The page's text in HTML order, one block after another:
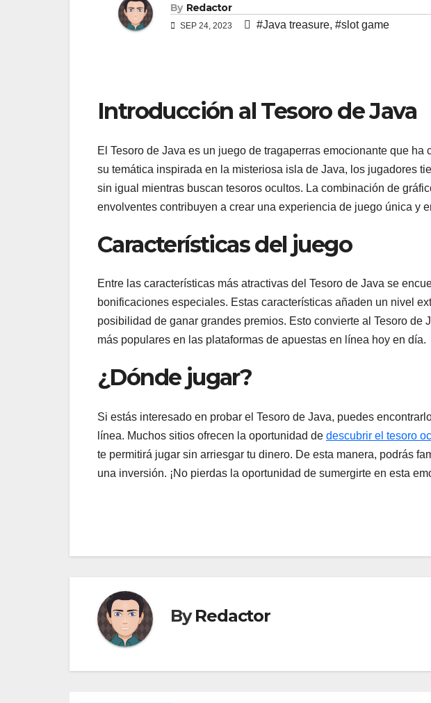
By Redactor
SEP 24, 2023 #Java treasure, #slot game
Introducción al Tesoro de Java
El Tesoro de Java es un juego de tragaperras emocionante que
su temática inspirada en la misteriosa isla de Java, los jugadores
sin igual mientras buscan tesoros ocultos. La combinación de
envolventes contribuyen a crear una experiencia de juego única y
Características del juego
Entre las características más atractivas del Tesoro de Java se
bonificaciones especiales. Estas características añaden un nivel
posibilidad de ganar grandes premios. Esto convierte al Tesoro de
más populares en las plataformas de apuestas en línea hoy en día.
¿Dónde jugar?
Si estás interesado en probar el Tesoro de Java, puedes
línea. Muchos sitios ofrecen la oportunidad de descubrir el tesoro
te permitirá jugar sin arriesgar tu dinero. De esta manera, podrás
una inversión. ¡No pierdas la oportunidad de sumergirte en esta
ByRedactor